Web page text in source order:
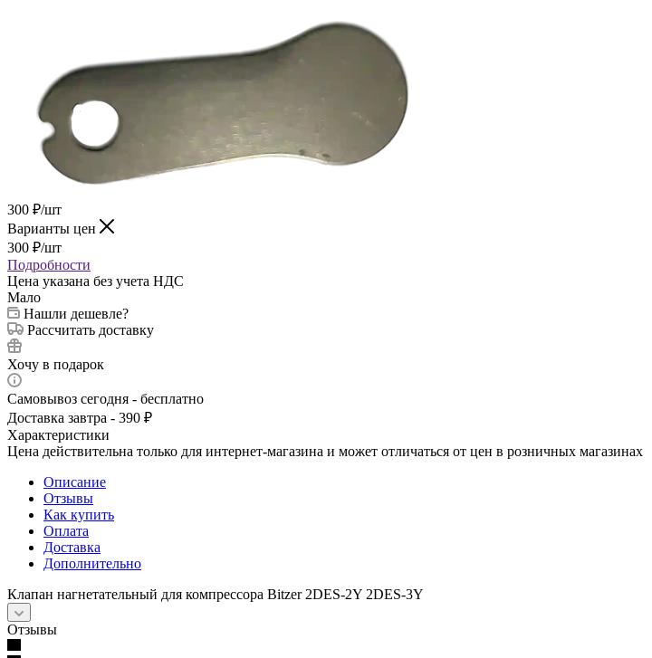
300 ₽/шт
Варианты цен
300 ₽/шт
Подробности
Цена указана без учета НДС
Мало
Нашли дешевле?
Рассчитать доставку
Хочу в подарок
Самовывоз сегодня - бесплатно
Доставка завтра - 390 ₽
Характеристики
Цена действительна только для интернет-магазина и может отличаться от цен в розничных магазинах
Описание
Отзывы
Как купить
Оплата
Доставка
Дополнительно
Клапан нагнетательный для компрессора Bitzer 2DES-2Y 2DES-3Y
Отзывы